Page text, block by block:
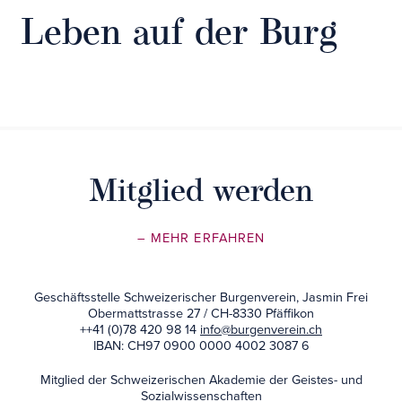
Leben auf der Burg
Mitglied werden
– MEHR ERFAHREN
Geschäftsstelle Schweizerischer Burgenverein, Jasmin Frei
Obermattstrasse 27 / CH-8330 Pfäffikon
++41 (0)78 420 98 14 info@burgenverein.ch
IBAN: CH97 0900 0000 4002 3087 6
Mitglied der Schweizerischen Akademie der Geistes- und
Sozialwissenschaften